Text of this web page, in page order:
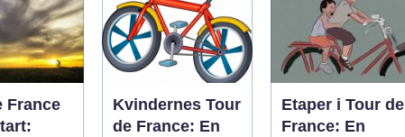
France
Kvindernes Tour
de France: En
Etaper i Tour de
France: En